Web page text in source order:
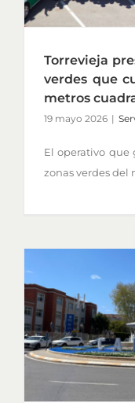
Torrevieja
verdes que
metros
19 mayo 2026 |
El operativo que
zonas verdes del